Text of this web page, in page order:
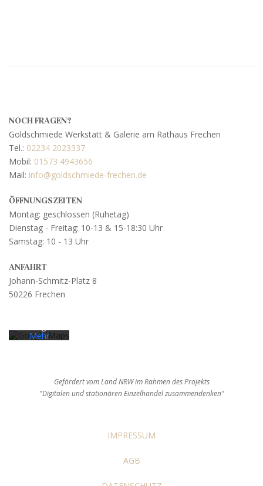
NOCH FRAGEN?
Goldschmiede Werkstatt & Galerie am Rathaus Frechen
Tel.: 02234 2023337
Mobil: 01573 4943656
Mail: info@goldschmiede-frechen.de
ÖFFNUNGSZEITEN
Montag: geschlossen (Ruhetag)
Dienstag - Freitag: 10-13 & 15-18:30 Uhr
Samstag: 10 - 13 Uhr
ANFAHRT
Johann-Schmitz-Platz 8
50226 Frechen
Mit dem
Karte
akzeptieren
Sie die
Datenschut
Mehr
Gefördert vom Land NRW im Rahmen des Projekts
"Digitalen und stationären Einzelhandel zusammendenken"
IMPRESSUM
AGB